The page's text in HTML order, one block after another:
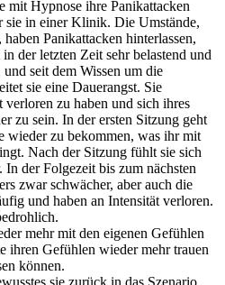
mit Hypnose ihre Panikattacken
sie in einer Klinik. Die Umstände,
Panikattacken hinterlassen,
der letzten Zeit sehr belastend und
seit dem Wissen um die
sie eine Dauerangst. Sie
zu haben und sich ihres
zu sein. In der ersten Sitzung geht
wieder zu bekommen, was ihr mit
Nach der Sitzung fühlt sie sich
der Folgezeit bis zum nächsten
zwar schwächer, aber auch die
und haben an Intensität verloren.
mehr mit den eigenen Gefühlen
ihren Gefühlen wieder mehr trauen
können.
sie zurück in das Szenario